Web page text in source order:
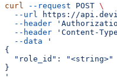
curl --request POST \
  --url
https://
  --header
  --header
'Content-
  --data
'
{
  "role_id": "<string>"
}